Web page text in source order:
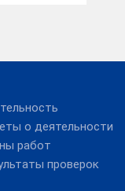
о деятельности
работ
проверок